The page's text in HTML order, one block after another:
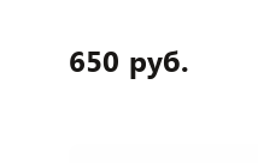
650 руб.